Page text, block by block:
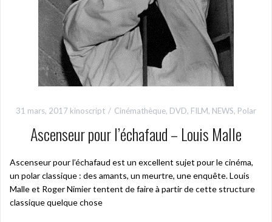
31 mars, 2017 kinoscript Cinémathèque, DVD, FILM, NEWS, Polar
Ascenseur pour l’échafaud – Louis Malle
Ascenseur pour l’échafaud est un excellent sujet pour le cinéma,
un polar classique : des amants, un meurtre, une enquête. Louis
Malle et Roger Nimier tentent de faire à partir de cette structure
classique quelque chose